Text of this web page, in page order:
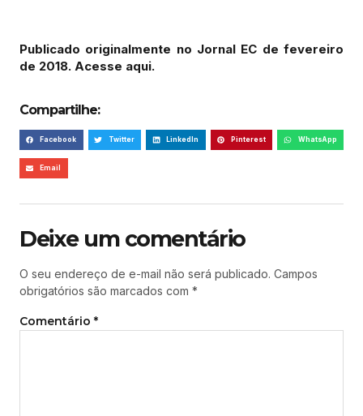
Publicado originalmente no Jornal EC de fevereiro
de 2018. Acesse aqui.
Compartilhe:
Facebook Twitter LinkedIn Pinterest WhatsApp
Email
Deixe um comentário
O seu endereço de e-mail não será publicado. Campos
obrigatórios são marcados com *
Comentário *